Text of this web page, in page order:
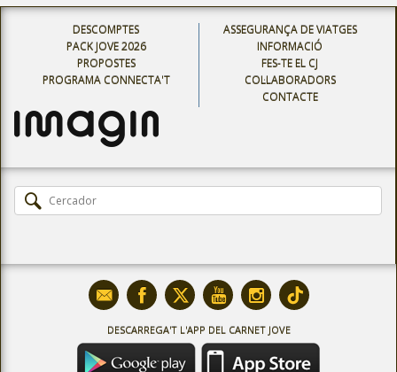
DESCOMPTES
PACK JOVE 2026
PROPOSTES
PROGRAMA CONNECTA'T
ASSEGURANÇA DE VIATGES
INFORMACIÓ
FES-TE EL CJ
COL·LABORADORS
CONTACTE
DESCARREGA'T L'APP DEL CARNET JOVE